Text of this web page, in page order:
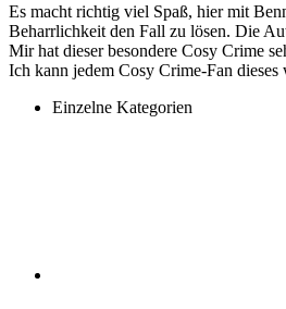
Es macht richtig viel Spaß, hier mit
Beharrlichkeit den Fall zu lösen. Die
Mir hat dieser besondere Cosy Crime
Ich kann jedem Cosy Crime-Fan
Einzelne Kategorien